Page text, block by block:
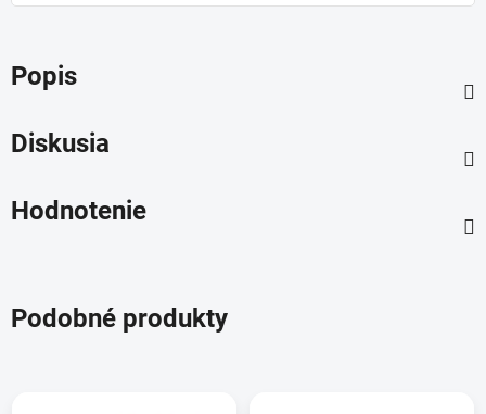
Popis
Diskusia
Hodnotenie
Podobné produkty